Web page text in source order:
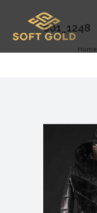
001_1248
Home